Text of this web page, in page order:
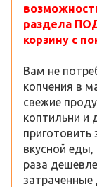
раздела
корзину с
Вам не
копчения в
свежие
коптильни и
приготовить
вкусной
раза
затраченные